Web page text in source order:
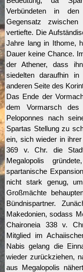
Verbündeten in
Gegensatz
vertiefte. Die
Jahre lang in Ithome,
Dauer keine Chance.
der Athener, dass
siedelten daraufhin
anderen Seite des
Das Ende der
dem Vormarsch
Peloponnes nach
Spartas Stellung zu
ein, sich wieder in
369 v. Chr. die
Megalopolis
spartanische
nicht stark genug,
Großmächte
Bündnispartner.
Makedonien, sodass
Chaironeia 338 v.
Mitglied im
Nabis gelang die
wieder zurückziehen,
aus Megalopolis